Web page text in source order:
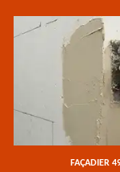
FAÇADIER